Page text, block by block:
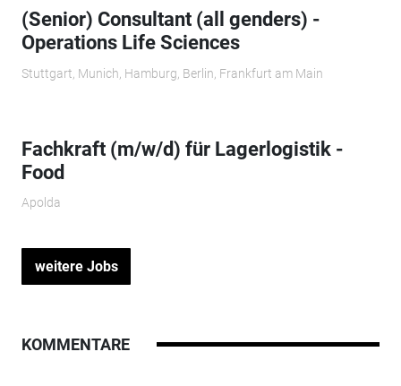
(Senior) Consultant (all genders) -
Operations Life Sciences
Stuttgart, Munich, Hamburg, Berlin, Frankfurt am Main
Fachkraft (m/w/d) für Lagerlogistik -
Food
Apolda
weitere Jobs
KOMMENTARE